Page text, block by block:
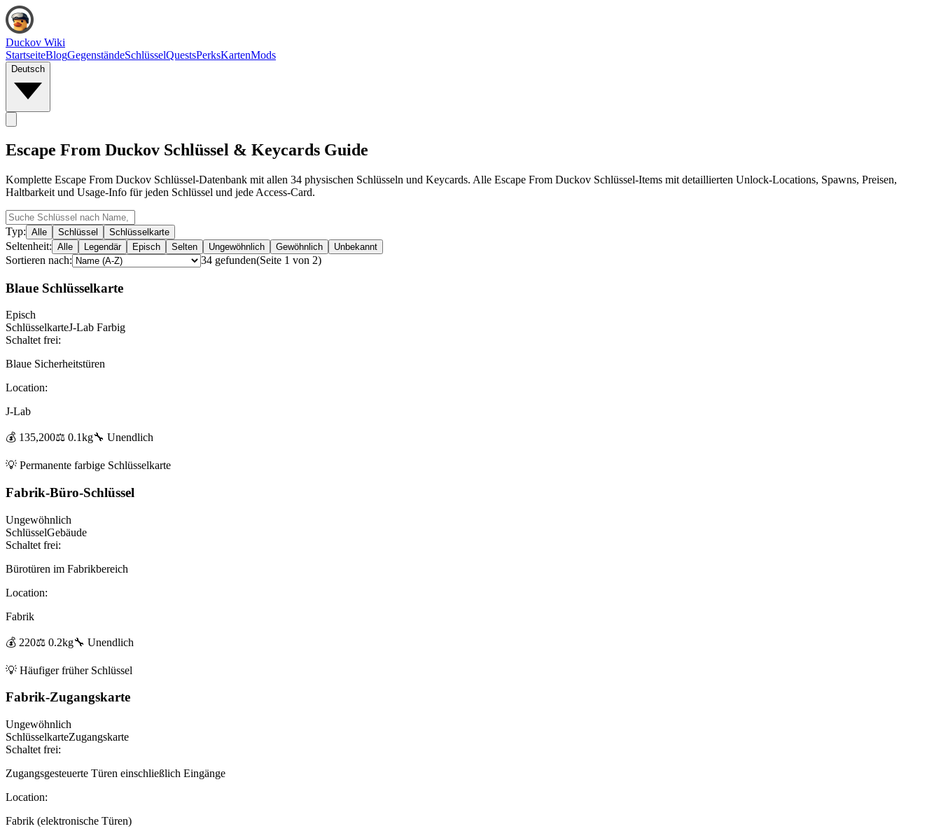
Duckov Wiki
StartseiteBlogGegenständeSchlüsselQuestsPerksKartenMods
Deutsch
Escape From Duckov Schlüssel & Keycards Guide
Komplette Escape From Duckov Schlüssel-Datenbank mit allen 34 physischen Schlüsseln und Keycards. Alle Escape From Duckov Schlüssel-Items mit detaillierten Unlock-Locations, Spawns, Preisen,
Haltbarkeit und Usage-Info für jeden Schlüssel und jede Access-Card.
Typ: Alle Schlüssel Schlüsselkarte
Seltenheit: Alle Legendär Episch Selten Ungewöhnlich Gewöhnlich Unbekannt
Sortieren nach: 34 gefunden(Seite 1 von 2)
Blaue Schlüsselkarte
Episch
SchlüsselkarteJ-Lab Farbig
Schaltet frei:
Blaue Sicherheitstüren
Location:
J-Lab
💰 135,200⚖️ 0.1kg🔧 Unendlich
💡 Permanente farbige Schlüsselkarte
Fabrik-Büro-Schlüssel
Ungewöhnlich
SchlüsselGebäude
Schaltet frei:
Bürotüren im Fabrikbereich
Location:
Fabrik
💰 220⚖️ 0.2kg🔧 Unendlich
💡 Häufiger früher Schlüssel
Fabrik-Zugangskarte
Ungewöhnlich
SchlüsselkarteZugangskarte
Schaltet frei:
Zugangsgesteuerte Türen einschließlich Eingänge
Location:
Fabrik (elektronische Türen)